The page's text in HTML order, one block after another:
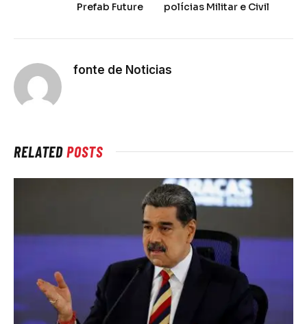
Prefab Future
polícias Militar e Civil
fonte de Noticias
RELATEDPOSTS